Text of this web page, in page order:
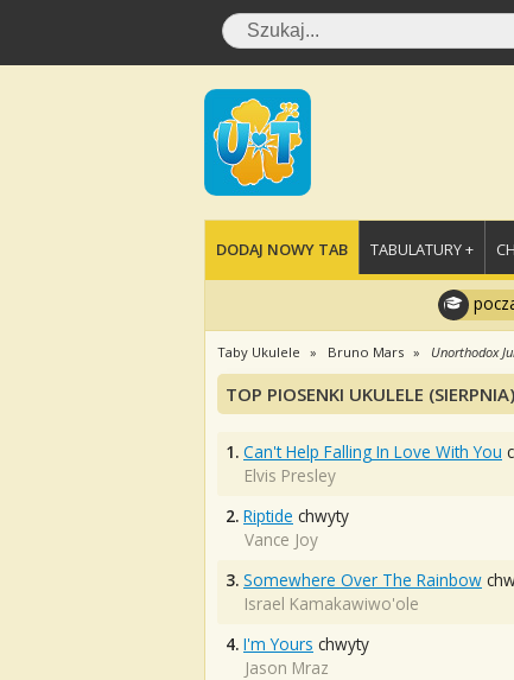
DODAJ NOWY TAB TABULATURY +
Taby Ukulele Bruno Mars Unorthodox
TOP PIOSENKI UKULELE (SIERPNIA)
1. Can't Help Falling In Love With You
Elvis Presley
2. Riptide chwyty
Vance Joy
3. Somewhere Over The Rainbow
Israel Kamakawiwo'ole
4. I'm Yours chwyty
Jason Mraz